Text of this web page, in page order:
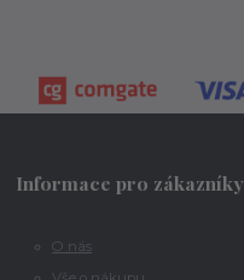
Informace pro zákazníky
O nás